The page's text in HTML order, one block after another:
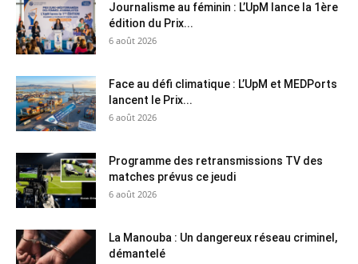
Journalisme au féminin : L’UpM lance la 1ère
édition du Prix...
6 août 2026
Face au défi climatique : L’UpM et MEDPorts
lancent le Prix...
6 août 2026
Programme des retransmissions TV des
matches prévus ce jeudi
6 août 2026
La Manouba : Un dangereux réseau criminel,
démantelé